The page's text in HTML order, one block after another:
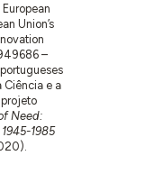
Union’s
–
Ciência e a
Need:
1985